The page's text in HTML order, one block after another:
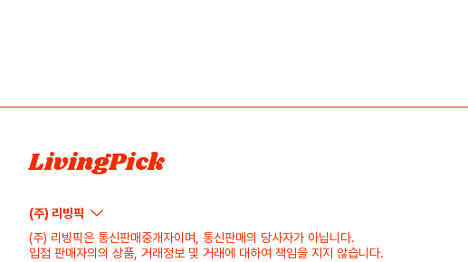
LivingPick
(주) 리빙픽
(주) 리빙픽은 통신판매중개자이며, 통신판매의 당사자가 아닙니다.
입점 판매자의의 상품, 거래정보 및 거래에 대하여 책임을 지지 않습니다.